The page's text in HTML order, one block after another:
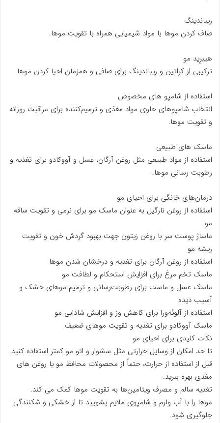
ریباندینگ
صاف کردن موها با مواد شیمیایی همراه با تقویت موها.
هیبرِید مو
ترکیبی از کراتین و ریباندینگ برای صافی و همزمان احیا کردن موها.
استفاده از شامپو های مخصوص
انتخاب شامپوهای حاوی مواد مغذی و ترمیم‌کننده برای مراقبت روزانه
و تقویت موها.
ماسک ‌های طبیعی
استفاده از مواد طبیعی مثل روغن آرگان، عسل و آووکادو برای تغذیه و
رطوبت ‌رسانی موها.
درمان‌های خانگی برای احیای مو
استفاده از روغن نارگیل به عنوان ماسک مو برای نرمی و تقویت ساقه
مو
ماساژ پوست سر با روغن زیتون جهت بهبود گردش خون و تقویت
ریشه مو
استفاده از روغن آرگان برای تغذیه و درخشان شدن موها
ماسک تخم‌ مرغ برای افزایش استحکام و لطافت مو
ماسک عسل و ماست برای رطوبت‌رسانی و ترمیم موهای خشک و
آسیب ‌دیده
استفاده از آلوئه‌ورا برای کاهش وز و افزایش شادابی مو
ماسک آووکادو برای تغذیه و تقویت موهای ضعیف
نکات کلیدی برای احیای مو
تا حد امکان از وسایل حرارتی مثل سشوار و اتو مو کمتر استفاده کنید.
قبل از استفاده از حرارت، حتماً از محصولات محافظ مو یا روغن‌ های
مغذی بهره ببرید.
تغذیه سالم و مصرف ویتامین‌ها به تقویت موها کمک می‌ کند.
موها را با آب ولرم و شامپوی ملایم بشویید تا از خشکی و شکنندگی
جلوگیری شود.